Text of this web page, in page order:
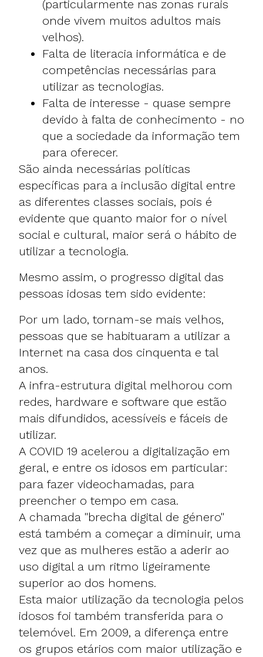
(particularmente nas zonas rurais
onde vivem muitos adultos mais
velhos).
Falta de literacia informática e de
competências necessárias para
utilizar as tecnologias.
Falta de interesse - quase sempre
devido à falta de conhecimento - no
que a sociedade da informação tem
para oferecer.
São ainda necessárias políticas
específicas para a inclusão digital entre
as diferentes classes sociais, pois é
evidente que quanto maior for o nível
social e cultural, maior será o hábito de
utilizar a tecnologia.
Mesmo assim, o progresso digital das
pessoas idosas tem sido evidente:
Por um lado, tornam-se mais velhos,
pessoas que se habituaram a utilizar a
Internet na casa dos cinquenta e tal
anos.
A infra-estrutura digital melhorou com
redes, hardware e software que estão
mais difundidos, acessíveis e fáceis de
utilizar.
A COVID 19 acelerou a digitalização em
geral, e entre os idosos em particular:
para fazer videochamadas, para
preencher o tempo em casa.
A chamada "brecha digital de género"
está também a começar a diminuir, uma
vez que as mulheres estão a aderir ao
uso digital a um ritmo ligeiramente
superior ao dos homens.
Esta maior utilização da tecnologia pelos
idosos foi também transferida para o
telemóvel. Em 2009, a diferença entre
os grupos etários com maior utilização e